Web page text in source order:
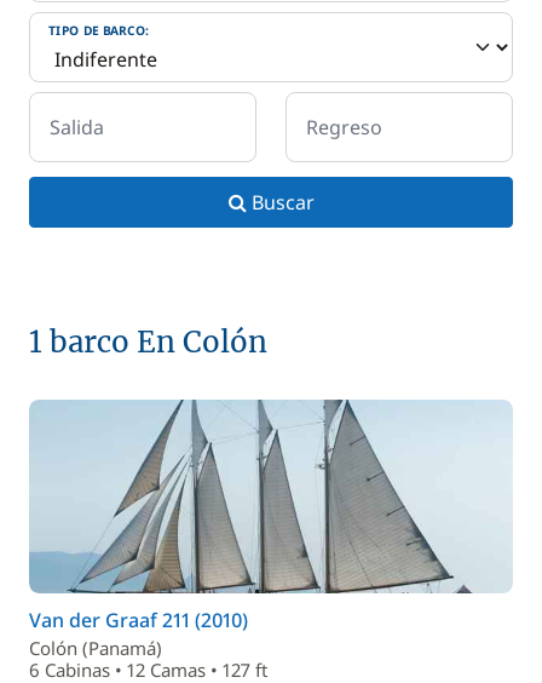
TIPO DE BARCO:
Salida Regreso
Buscar
1 barco En Colón
Van der Graaf 211 (2010)
Colón (Panamá)
6 Cabinas • 12 Camas • 127 ft